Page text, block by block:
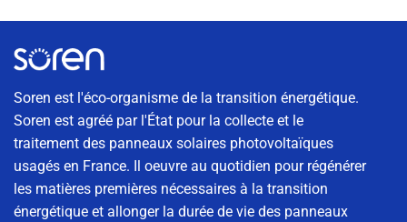
Soren est l'éco-organisme de la transition énergétique.
Soren est agréé par l'État pour la collecte et le
traitement des panneaux solaires photovoltaïques
usagés en France. Il oeuvre au quotidien pour régénérer
les matières premières nécessaires à la transition
énergétique et allonger la durée de vie des panneaux